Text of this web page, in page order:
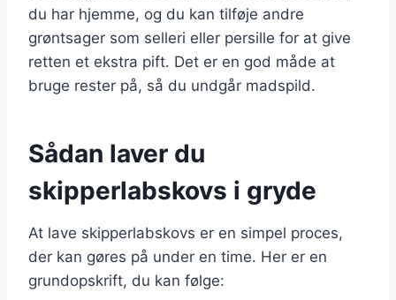
du har hjemme, og du kan tilføje andre
grøntsager som selleri eller persille for at give
retten et ekstra pift. Det er en god måde at
bruge rester på, så du undgår madspild.
Sådan laver du
skipperlabskovs i gryde
At lave skipperlabskovs er en simpel proces,
der kan gøres på under en time. Her er en
grundopskrift, du kan følge: